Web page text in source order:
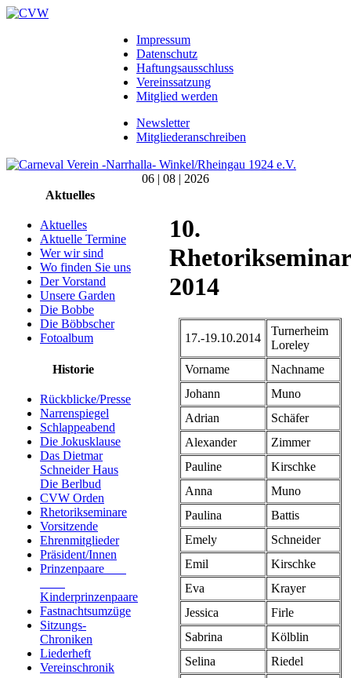
Impressum
Datenschutz
Haftungsausschluss
Vereinssatzung
Mitglied werden
Newsletter
Mitgliederanschreiben
06 | 08 | 2026
Aktuelles
Aktuelles
Aktuelle Termine
Wer wir sind
Wo finden Sie uns
Der Vorstand
Unsere Garden
Die Bobbe
Die Böbbscher
Fotoalbum
Historie
Rückblicke/Presse
Narrenspiegel
Schlappeabend
Die Jokusklause
Das Dietmar
Schneider Haus
Die Berlbud
CVW Orden
Rhetorikseminare
Vorsitzende
Ehrenmitglieder
Präsident/Innen
Prinzenpaare
Kinderprinzenpaare
Fastnachtsumzüge
Sitzungs-
Chroniken
Liederheft
Vereinschronik
10.
Rhetorikseminar
2014
17.-19.10.2014
Turnerheim
Loreley
Vorname
Nachname
Johann
Muno
Adrian
Schäfer
Alexander
Zimmer
Pauline
Kirschke
Anna
Muno
Paulina
Battis
Emely
Schneider
Emil
Kirschke
Eva
Krayer
Jessica
Firle
Sabrina
Kölblin
Selina
Riedel